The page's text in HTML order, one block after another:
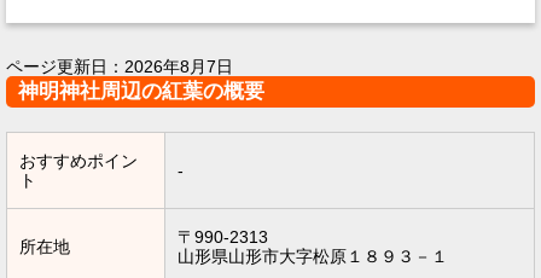
ページ更新日： 2026年8月7日
神明神社周辺の紅葉の概要
おすすめポイン
ト
-
所在地
〒990-2313
山形県山形市大字松原１８９３－１